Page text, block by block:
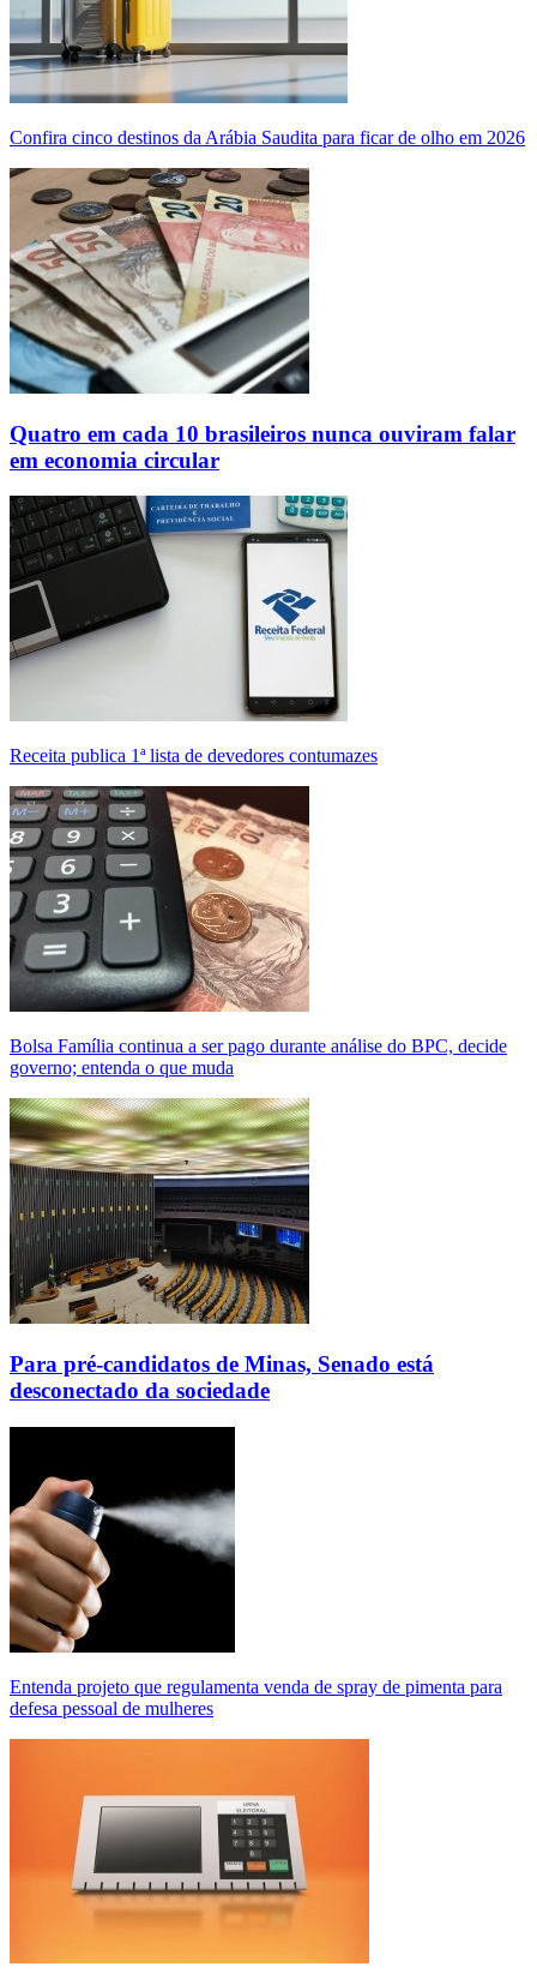
Confira cinco destinos da Arábia Saudita para ficar de olho em 2026
Quatro em cada 10 brasileiros nunca ouviram falar
em economia circular
Receita publica 1ª lista de devedores contumazes
Bolsa Família continua a ser pago durante análise do BPC, decide
governo; entenda o que muda
Para pré-candidatos de Minas, Senado está
desconectado da sociedade
Entenda projeto que regulamenta venda de spray de pimenta para
defesa pessoal de mulheres